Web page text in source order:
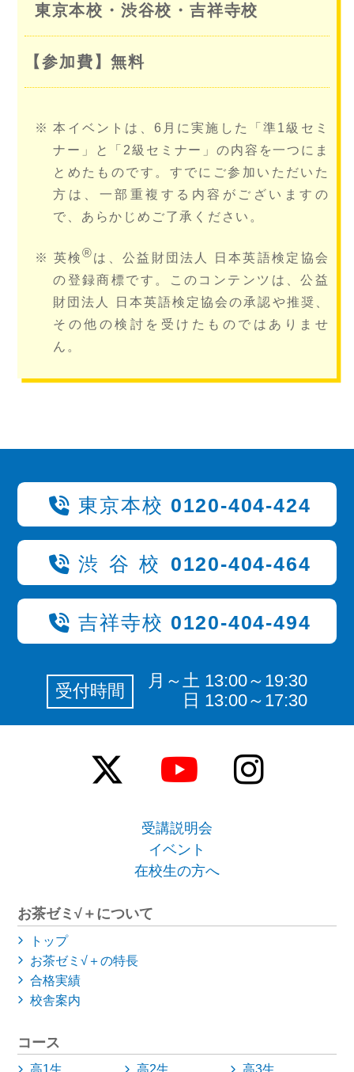
東京本校・渋谷校・吉祥寺校
【参加費】無料
本イベントは、6月に実施した「準1級セミ
ナー」と「2級セミナー」の内容を一つにま
とめたものです。すでにご参加いただいた
方は、一部重複する内容がございますの
で、あらかじめご了承ください。
英検®は、公益財団法人 日本英語検定協会
の登録商標です。このコンテンツは、公益
財団法人 日本英語検定協会の承認や推奨、
その他の検討を受けたものではありませ
ん。
東京本校 0120-404-424
渋谷校 0120-404-464
吉祥寺校 0120-404-494
受付時間
月～土 13:00～19:30
日 13:00～17:30
受講説明会
イベント
在校生の方へ
お茶ゼミ√＋について
トップ
お茶ゼミ√＋の特長
合格実績
校舎案内
コース